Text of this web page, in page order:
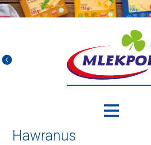
Hawranus